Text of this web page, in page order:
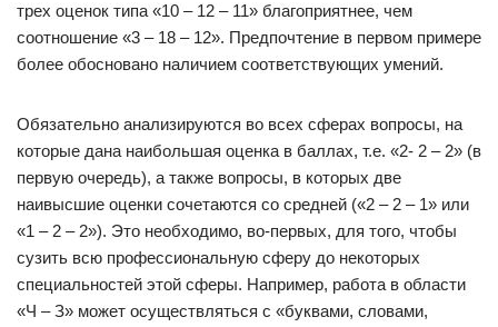
трех оценок типа «10 – 12 – 11» благоприятнее, чем
соотношение «3 – 18 – 12». Предпочтение в первом примере
более обосновано наличием соответствующих умений.
Обязательно анализируются во всех сферах вопросы, на
которые дана наибольшая оценка в баллах, т.е. «2- 2 – 2» (в
первую очередь), а также вопросы, в которых две
наивысшие оценки сочетаются со средней («2 – 2 – 1» или
«1 – 2 – 2»). Это необходимо, во-первых, для того, чтобы
сузить всю профессиональную сферу до некоторых
специальностей этой сферы. Например, работа в области
«Ч – З» может осуществляться с «буквами, словами,